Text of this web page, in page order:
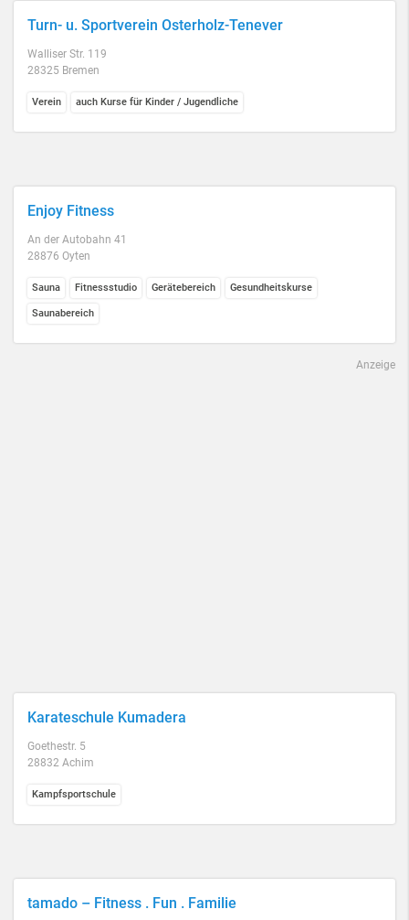
Turn- u. Sportverein Osterholz-Tenever
Walliser Str. 119
28325 Bremen
Verein auch Kurse für Kinder / Jugendliche
Enjoy Fitness
An der Autobahn 41
28876 Oyten
Sauna Fitnessstudio Gerätebereich Gesundheitskurse
Saunabereich
Anzeige
Karateschule Kumadera
Goethestr. 5
28832 Achim
Kampfsportschule
tamado – Fitness . Fun . Familie